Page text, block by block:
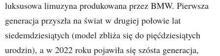
luksusowa limuzyna produkowana przez BMW. Pierwsza
generacja przyszła na świat w drugiej połowie lat
siedemdziesiątych (model zbliża się do pięćdziesiątych
urodzin), a w 2022 roku pojawiła się szósta generacja,